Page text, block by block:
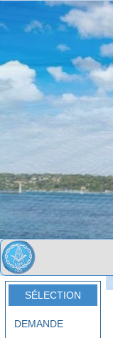
SÉLECTION
DEMANDE